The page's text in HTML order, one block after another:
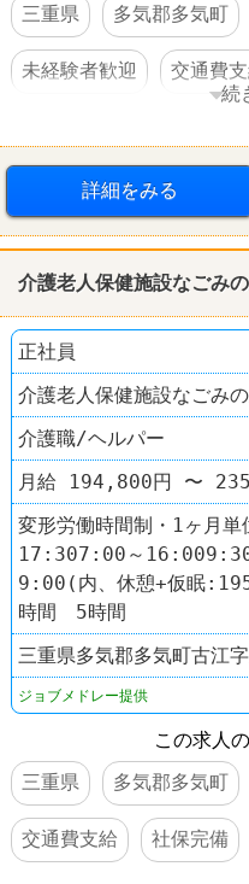
三重県
多気郡多気町
未経験者歓迎 交通費
続
詳細をみる
介護老人保健施設なごみ
正社員
介護老人保健施設なごみ
介護職/ヘルパー
月給 194,800円 〜
変形労働時間制・1ヶ月
17:307:00～
9:00(内、休憩+仮眠
時間 5時間
三重県多気郡多気町古江
ジョブメドレー提供
この求人
三重県
多気郡多気町
交通費支給 社保完備